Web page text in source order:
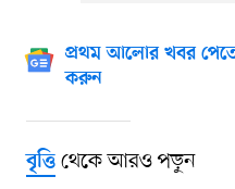
প্রথম আলোর খবর
করুন
বৃত্তিথেকে আরও পড়ুন